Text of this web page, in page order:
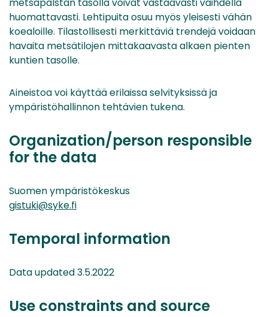
metsäpalstan tasolla voivat vastaavasti vaihdella
huomattavasti. Lehtipuita osuu myös yleisesti vähän
koealoille. Tilastollisesti merkittäviä trendejä voidaan
havaita metsätilojen mittakaavasta alkaen pienten
kuntien tasolle.
Aineistoa voi käyttää erilaissa selvityksissä ja
ympäristöhallinnon tehtävien tukena.
Organization/person responsible
for the data
Suomen ympäristökeskus
gistuki@syke.fi
Temporal information
Data updated 3.5.2022
Use constraints and source